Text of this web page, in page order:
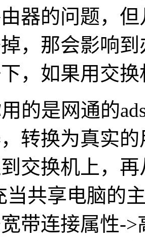
器的问题，
，那会影响
，如果用交
的是网通的
转换为真实
交换机上，
当共享电脑的
带连接属性-